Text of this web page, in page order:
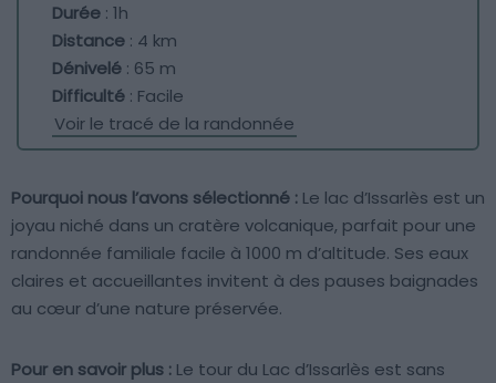
Durée : 1h
Distance : 4 km
Dénivelé : 65 m
Difficulté : Facile
Voir le tracé de la randonnée
Pourquoi nous l’avons sélectionné : Le lac d’Issarlès est un
joyau niché dans un cratère volcanique, parfait pour une
randonnée familiale facile à 1000 m d’altitude. Ses eaux
claires et accueillantes invitent à des pauses baignades
au cœur d’une nature préservée.
Pour en savoir plus : Le tour du Lac d’Issarlès est sans